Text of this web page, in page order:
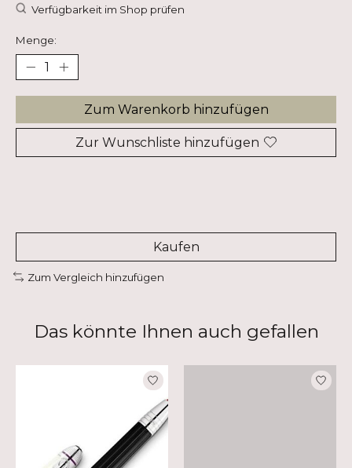
Verfügbarkeit im Shop prüfen
Menge:
Zum Warenkorb hinzufügen
Zur Wunschliste hinzufügen
Kaufen
Zum Vergleich hinzufügen
Das könnte Ihnen auch gefallen
Produkt-Karussell-Artikel